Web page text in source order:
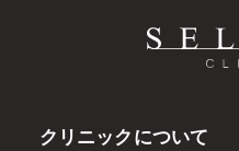
クリニックについて